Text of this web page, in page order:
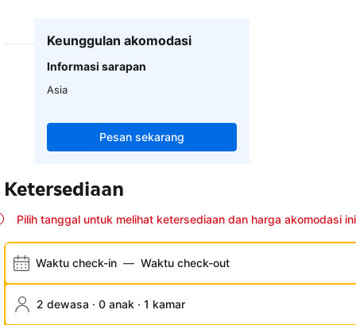
Keunggulan akomodasi
Informasi sarapan
Asia
Pesan sekarang
Ketersediaan
Pilih tanggal untuk melihat ketersediaan dan harga akomodasi ini
Waktu check-in — Waktu check-out
2 dewasa · 0 anak · 1 kamar